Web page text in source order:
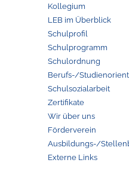
Kollegium
LEB im Überblick
Schulprofil
Schulprogramm
Schulordnung
Berufs-/
Schulsozialarbeit
Zertifikate
Wir über uns
Förderverein
Ausbildungs-/
Externe Links